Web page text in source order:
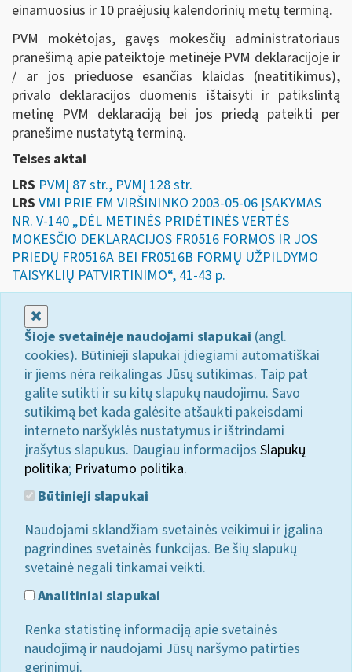
einamuosius ir 10 praėjusių kalendorinių metų terminą.
PVM mokėtojas, gavęs mokesčių administratoriaus
pranešimą apie pateiktoje metinėje PVM deklaracijoje ir
/ ar jos prieduose esančias klaidas (neatitikimus),
privalo deklaracijos duomenis ištaisyti ir patikslintą
metinę PVM deklaraciją bei jos priedą pateikti per
pranešime nustatytą terminą.
Teises aktai
LRS PVMĮ 87 str., PVMĮ 128 str.
LRS VMI PRIE FM VIRŠININKO 2003-05-06 ĮSAKYMAS
NR. V-140 „DĖL METINĖS PRIDĖTINĖS VERTĖS
MOKESČIO DEKLARACIJOS FR0516 FORMOS IR JOS
PRIEDŲ FR0516A BEI FR0516B FORMŲ UŽPILDYMO
TAISYKLIŲ PATVIRTINIMO“, 41-43 p.
Šioje svetainėje naudojami slapukai (angl.
cookies). Būtinieji slapukai įdiegiami automatiškai
ir jiems nėra reikalingas Jūsų sutikimas. Taip pat
galite sutikti ir su kitų slapukų naudojimu. Savo
sutikimą bet kada galėsite atšaukti pakeisdami
interneto naršyklės nustatymus ir ištrindami
įrašytus slapukus. Daugiau informacijos Slapukų
politika; Privatumo politika.
Būtinieji slapukai
Naudojami sklandžiam svetainės veikimui ir įgalina
pagrindines svetainės funkcijas. Be šių slapukų
svetainė negali tinkamai veikti.
Analitiniai slapukai
Renka statistinę informaciją apie svetainės
naudojimą ir naudojami Jūsų naršymo patirties
gerinimui.